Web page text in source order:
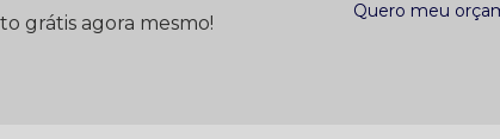
grátis agora mesmo!
Quero meu